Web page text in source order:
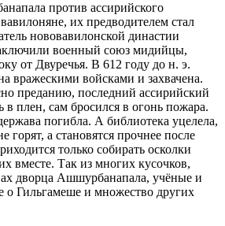
против ассирийского
их предводителем стал
нововавилонской династии
военный союз мидийцы,
от Двуречья. В 612 году до н. э.
вражескими войсками и захвачена.
преданию, последний ассирийский
в плен, сам бросился в огонь пожара.
погибла. А библиотека уцелела,
горят, а становятся прочнее после
только собирать осколки
вместе. Так из многих кусочков,
дворца Ашшурбанапала, учёные и
о Гильгамеше и множество других